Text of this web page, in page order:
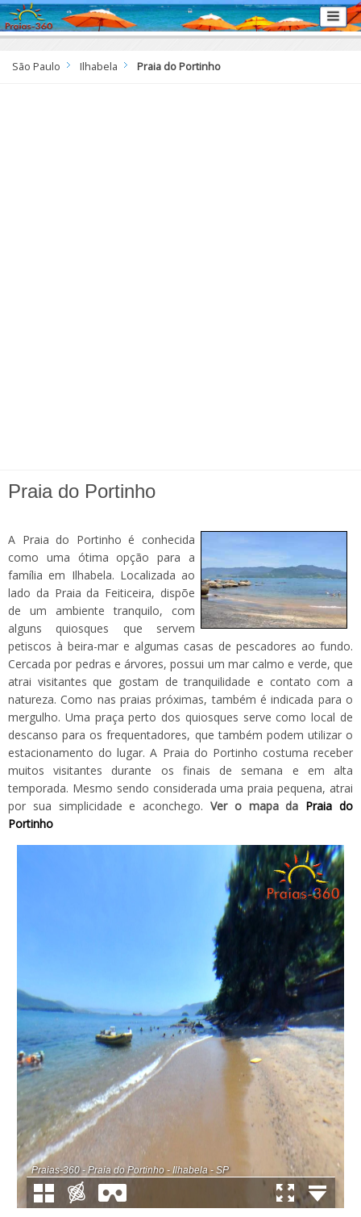
São Paulo Ilhabela Praia do Portinho
Praia do Portinho
A Praia do Portinho é conhecida
como uma ótima opção para a
família em Ilhabela. Localizada ao
lado da Praia da Feiticeira, dispõe
de um ambiente tranquilo, com
alguns quiosques que servem
petiscos à beira-mar e algumas casas de pescadores ao fundo.
Cercada por pedras e árvores, possui um mar calmo e verde, que
atrai visitantes que gostam de tranquilidade e contato com a
natureza. Como nas praias próximas, também é indicada para o
mergulho. Uma praça perto dos quiosques serve como local de
descanso para os frequentadores, que também podem utilizar o
estacionamento do lugar. A Praia do Portinho costuma receber
muitos visitantes durante os finais de semana e em alta
temporada. Mesmo sendo considerada uma praia pequena, atrai
por sua simplicidade e aconchego. Ver o mapa da Praia do
Portinho
Praias-360 - Praia do Portinho - Ilhabela - SP